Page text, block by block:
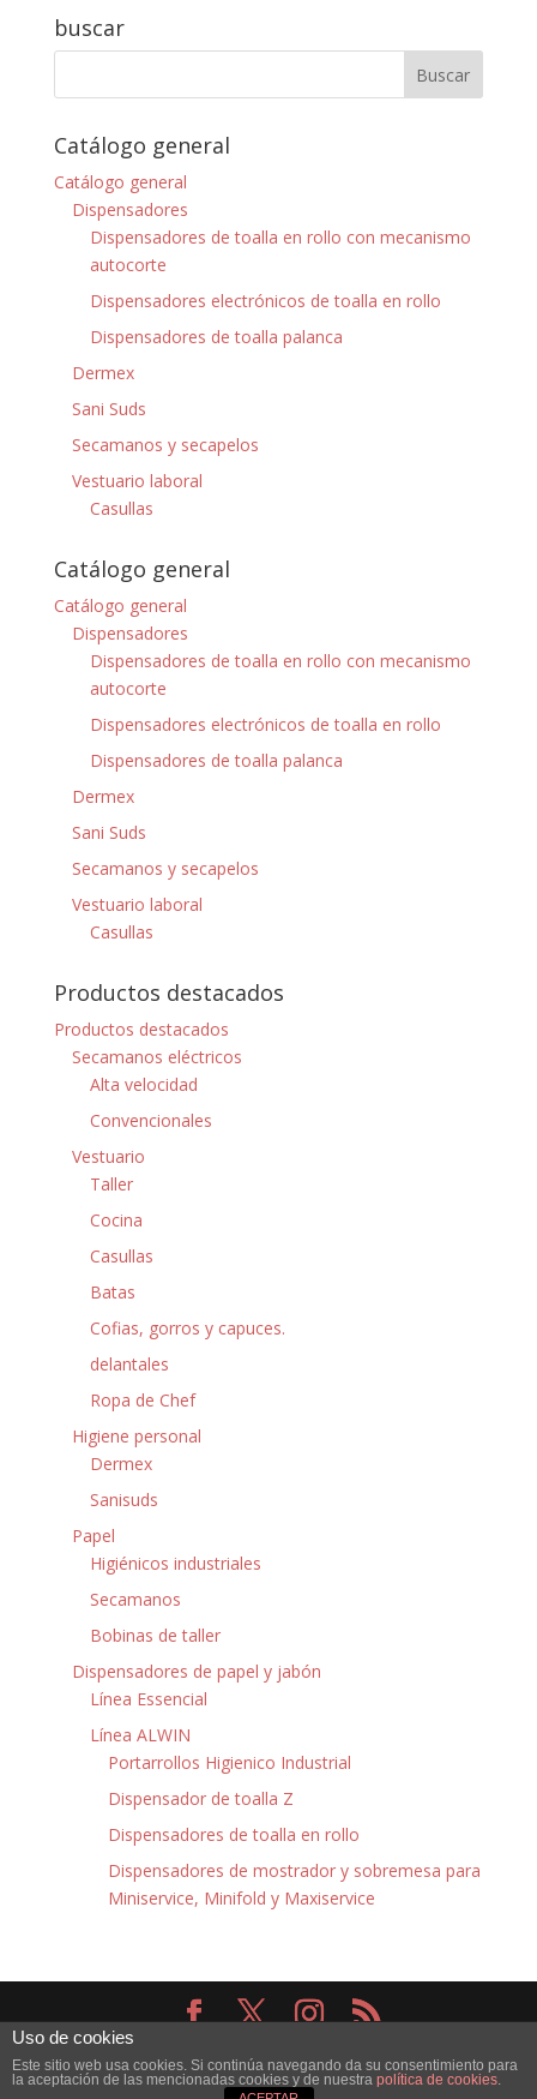
buscar
Catálogo general
Catálogo general
Dispensadores
Dispensadores de toalla en rollo con mecanismo
autocorte
Dispensadores electrónicos de toalla en rollo
Dispensadores de toalla palanca
Dermex
Sani Suds
Secamanos y secapelos
Vestuario laboral
Casullas
Catálogo general
Catálogo general
Dispensadores
Dispensadores de toalla en rollo con mecanismo
autocorte
Dispensadores electrónicos de toalla en rollo
Dispensadores de toalla palanca
Dermex
Sani Suds
Secamanos y secapelos
Vestuario laboral
Casullas
Productos destacados
Productos destacados
Secamanos eléctricos
Alta velocidad
Convencionales
Vestuario
Taller
Cocina
Casullas
Batas
Cofias, gorros y capuces.
delantales
Ropa de Chef
Higiene personal
Dermex
Sanisuds
Papel
Higiénicos industriales
Secamanos
Bobinas de taller
Dispensadores de papel y jabón
Línea Essencial
Línea ALWIN
Portarrollos Higienico Industrial
Dispensador de toalla Z
Dispensadores de toalla en rollo
Dispensadores de mostrador y sobremesa para
Miniservice, Minifold y Maxiservice
Elegant Themes
WordPress
Uso de cookies
Este sitio web usa cookies. Si continúa navegando da su consentimiento para
la aceptación de las mencionadas cookies y de nuestra política de cookies.